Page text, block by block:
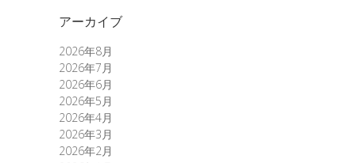
アーカイブ
2026年8月
2026年7月
2026年6月
2026年5月
2026年4月
2026年3月
2026年2月